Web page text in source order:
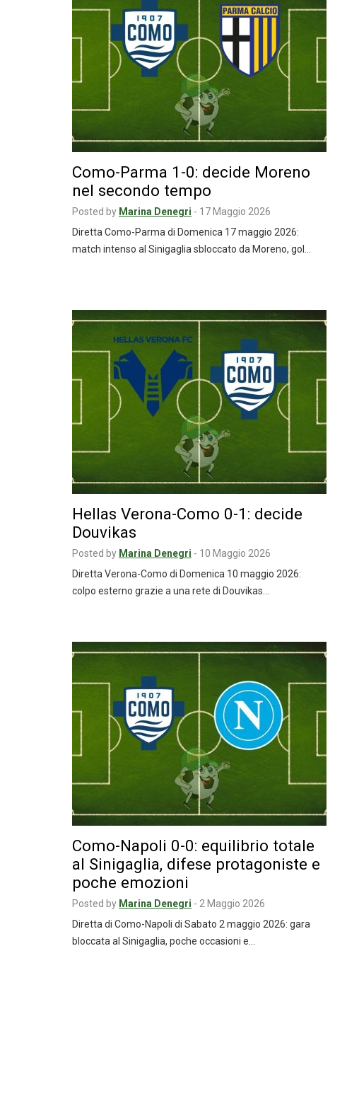
Como-Parma 1-0: decide Moreno
nel secondo tempo
Posted by Marina Denegri - 17 Maggio 2026
Diretta Como-Parma di Domenica 17 maggio 2026:
match intenso al Sinigaglia sbloccato da Moreno, gol…
Hellas Verona-Como 0-1: decide
Douvikas
Posted by Marina Denegri - 10 Maggio 2026
Diretta Verona-Como di Domenica 10 maggio 2026:
colpo esterno grazie a una rete di Douvikas…
Como-Napoli 0-0: equilibrio totale
al Sinigaglia, difese protagoniste e
poche emozioni
Posted by Marina Denegri - 2 Maggio 2026
Diretta di Como-Napoli di Sabato 2 maggio 2026: gara
bloccata al Sinigaglia, poche occasioni e…